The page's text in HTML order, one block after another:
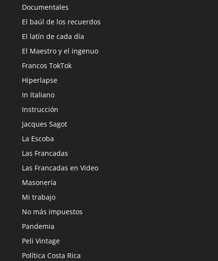
Documentales
El baúl de los recuerdos
El latín de cada día
El Maestro y el ingenuo
Francos TokTok
Hiperlapse
In Italiano
Instrucción
Jacques Sagot
La Escoba
Las Francadas
Las Francadas en Video
Masonería
Mi trabajo
No más impuestos
Pandemia
Peli Vintage
Política Costa Rica